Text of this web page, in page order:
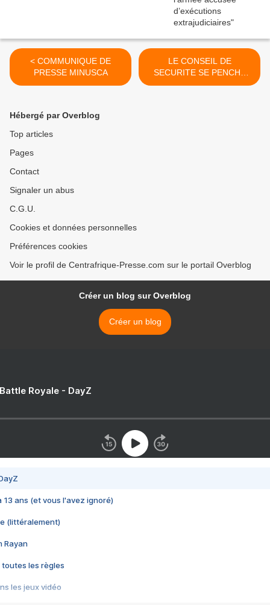
< COMMUNIQUE DE
PRESSE MINUSCA
LE CONSEIL DE
SECURITE SE PENCHE
JEUDI SUR LA
Hébergé par Overblog
Top articles
Pages
Contact
Signaler un abus
C.G.U.
Cookies et données personnelles
Préférences cookies
Voir le profil de Centrafrique-Presse.com sur le portail Overblog
Créer un blog sur Overblog
Créer un blog
Royale - DayZ
13 ans (et vous l'avez ignoré)
(littéralement)
Rayan
toutes les règles
les jeux vidéo